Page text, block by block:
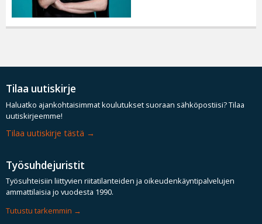
Tilaa uutiskirje
Haluatko ajankohtaisimmat koulutukset suoraan sähköpostiisi? Tilaa
uutiskirjeemme!
Tilaa uutiskirje tästä
Työsuhdejuristit
Työsuhteisiin liittyvien riitatilanteiden ja oikeudenkäyntipalvelujen
ammattilaisia jo vuodesta 1990.
Tutustu tarkemmin